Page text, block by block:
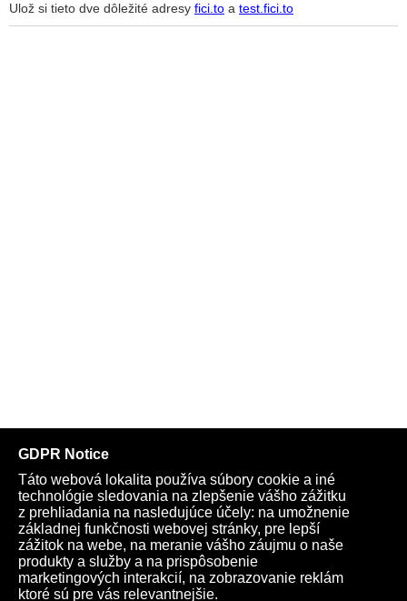
Ulož si tieto dve dôležité adresy fici.to a test.fici.to
Telegram Youtube Facebook
Archív
Obchod
TV Kardio Podporte nás
Všeobecné podmienky